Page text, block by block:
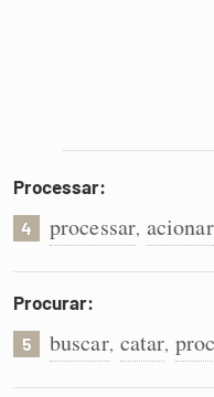
Processar:
4 processar, acionar
Procurar:
5 buscar, catar,